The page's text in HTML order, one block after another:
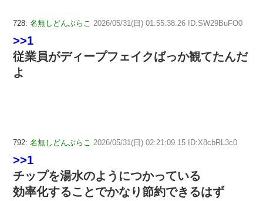
728: 名無しどんぶらこ 2026/05/31(日) 01:55:38.26 ID:SW29BuFO0
>>1
従業員がディープフェイクばっか観てたんだ
よ
792: 名無しどんぶらこ 2026/05/31(日) 02:21:09.15 ID:X8cbRL3c0
>>1
チップを湯水のようにつかっている
効率化することでかなり節約できるはず